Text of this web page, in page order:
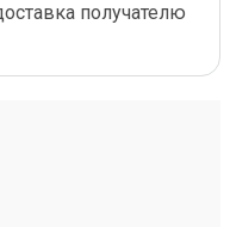
получателю